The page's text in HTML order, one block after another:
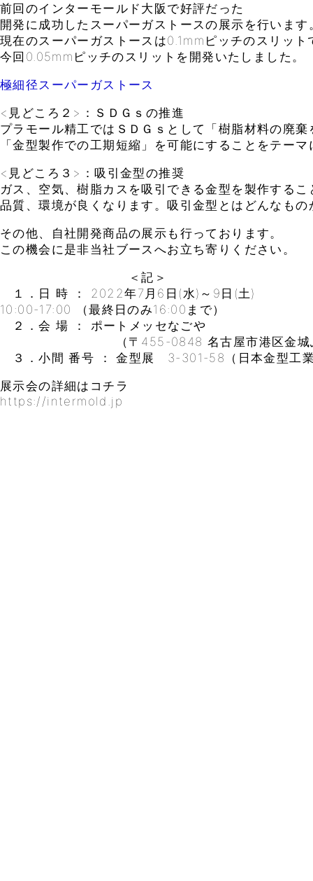
前回のインターモールド大阪で好評だった
開発に成功したスーパーガストースの展示を行います
現在のスーパーガストースは0.1mmピッチのスリット
今回0.05mmピッチのスリットを開発いたしました。
極細径スーパーガストース
<見どころ２>：ＳＤＧｓの推進
プラモール精工ではＳＤＧｓとして「樹脂材料の廃棄
「金型製作での工期短縮」を可能にすることをテー
<見どころ３>：吸引金型の推奨
ガス、空気、樹脂カスを吸引できる金型を製作するこ
品質、環境が良くなります。吸引金型とはどんなも
その他、自社開発商品の展示も行っております。
この機会に是非当社ブースへお立ち寄りください。
＜記＞
１．日 時 ： 2022年7月6日(水)～9日(土)
10:00-17:00 （最終日のみ16:00まで）
２．会 場 ： ポートメッセなごや
（〒455-0848 名古屋市港区金城ふ
３．小間 番号 ： 金型展 3-301-58（日本金型工
展示会の詳細はコチラ
https://intermold.jp